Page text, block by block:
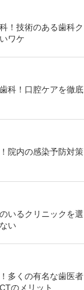
！技術のある歯科ク
ワケ
科！口腔ケアを徹底
院内の感染予防対策
いるクリニックを選
い
多くの有名な歯医者
のメリット